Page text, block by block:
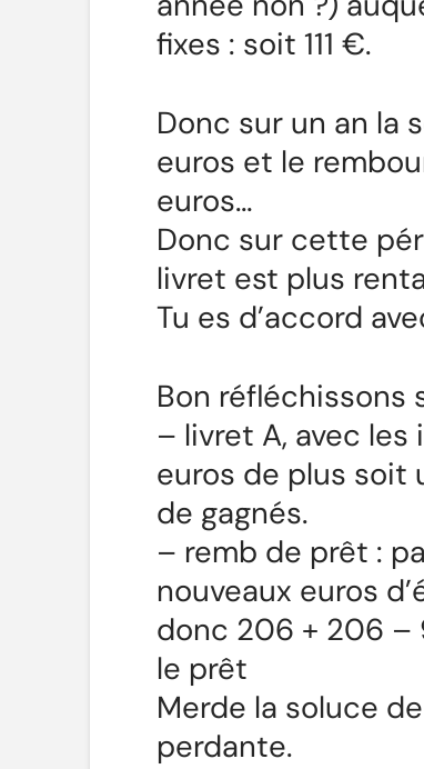
fixes : soit 111 €.
Donc sur un an la
euros et le
euros…
Donc sur cette
livret est plus
Tu es d’accord
Bon réfléchissons
– livret A, avec
euros de plus soit
de gagnés.
– remb de prêt :
nouveaux euros
donc 206 + 206 –
le prêt
Merde la soluce
perdante.